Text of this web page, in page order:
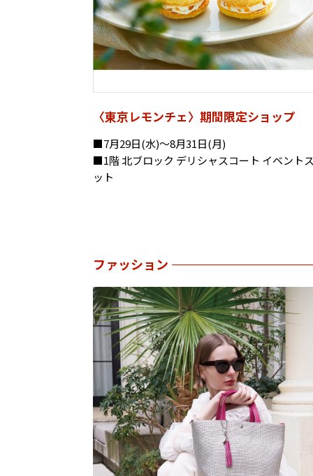
〈東京レモンチェ〉期間限定ショップ
■7月29日(水)～8月31日(月)
■1階 北ブロック デリシャスコート イベント
ット
ファッション